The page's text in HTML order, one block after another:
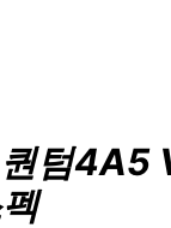
텀4A5